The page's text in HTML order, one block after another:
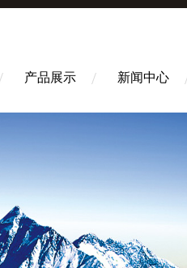
产品展示 新闻中心